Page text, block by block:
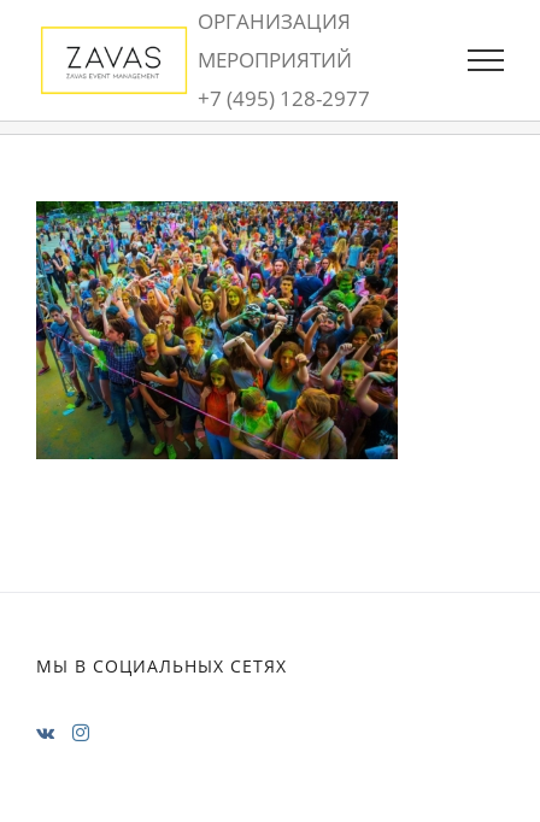
content
ОРГАНИЗАЦИЯ
МЕРОПРИЯТИЙ
+7 (495) 128-2977
МЫ В СОЦИАЛЬНЫХ СЕТЯХ